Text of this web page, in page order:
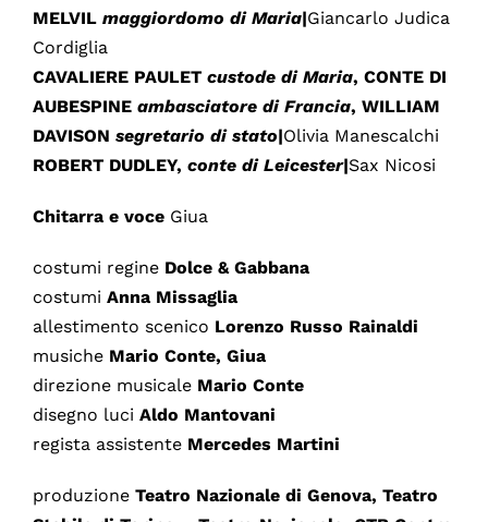
MELVIL maggiordomo di Maria|Giancarlo Judica
Cordiglia
CAVALIERE PAULET custode di Maria, CONTE DI
AUBESPINE ambasciatore di Francia, WILLIAM
DAVISON segretario di stato|Olivia Manescalchi
ROBERT DUDLEY, conte di Leicester|Sax Nicosi
Chitarra e voceGiua
costumi regine Dolce & Gabbana
costumi Anna Missaglia
allestimento scenico Lorenzo Russo Rainaldi
musiche Mario Conte, Giua
direzione musicale Mario Conte
disegno luci Aldo Mantovani
regista assistenteMercedes Martini
produzione Teatro Nazionale di Genova, Teatro